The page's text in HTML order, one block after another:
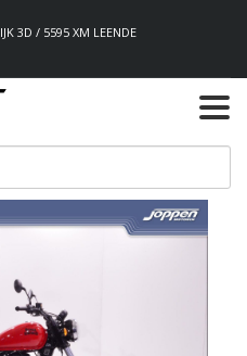
3D / 5595 XM LEENDE